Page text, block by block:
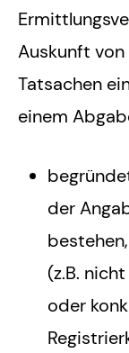
Auskunft
Tatsachen
einem
der
(z.B.
oder